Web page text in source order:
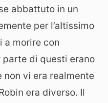
abbattuto in un
per l’altissimo
a morire con
parte di questi erano
vi era realmente
era diverso. Il